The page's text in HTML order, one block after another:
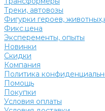
Треки, автовозы
Фигурки героев,
Фикс.цена
Эксперементы, опыты
Новинки
Скидки
Компания
Политика
Помощь
Покупки
Условия оплаты